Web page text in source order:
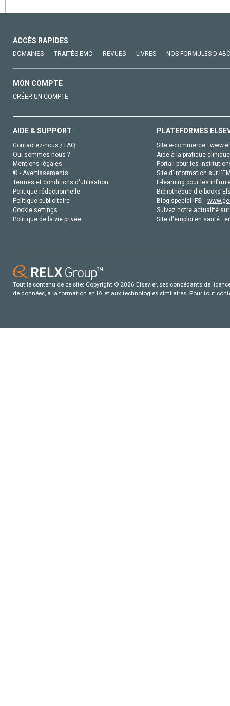
ACCÈS RAPIDES
DOMAINES TRAITÉS EMC REVUES LIVRES NOS FORMULES
MON COMPTE
CRÉER UN COMPTE
AIDE & SUPPORT
Contactez-nous / FAQ
Qui sommes-nous ?
Mentions légales
© - Avertissements
Termes et conditions d'utilisation
Politique rédactionnelle
Politique publicitaire
Cookie settings
Politique de la vie privée
PLATEFORMES
Site e-commerce :
Aide à la pratique
Portail pour les
Site d'information sur
E-learning pour les
Bibliothèque d'e-books
Blog special IFSI :
Suivez notre actualité
Site d'emploi en santé :
Tout le contenu de ce site: Copyright © 2026 Elsevier, ses concédants de
de données, a la formation en IA et aux technologies similaires. Pour tout